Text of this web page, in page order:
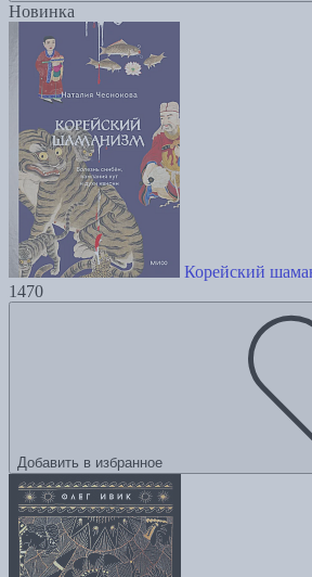
Новинка
Корейский
1470
Добавить в избранное